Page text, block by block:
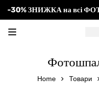
-30% ЗНИЖКА на всі
Home Товари